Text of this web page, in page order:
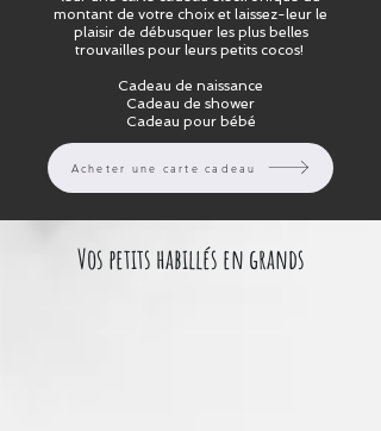
montant de votre choix et laissez-leur le
plaisir de débusquer les plus belles
trouvailles pour leurs petits cocos!
Cadeau de naissance
Cadeau de shower
Cadeau pour bébé
Acheter une carte cadeau
Vos petits habillés en grands